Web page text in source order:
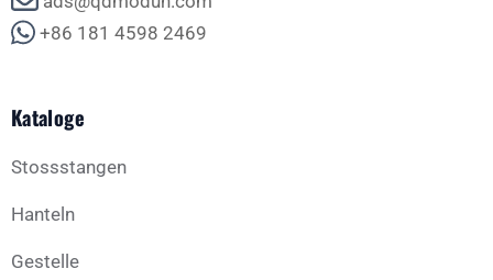
+86 181 4598 2469
Kataloge
Stossstangen
Hanteln
Gestelle